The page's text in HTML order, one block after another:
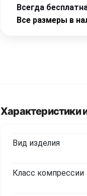
Всегда
Все размеры в
Характеристики
Вид изделия
Класс компрессии